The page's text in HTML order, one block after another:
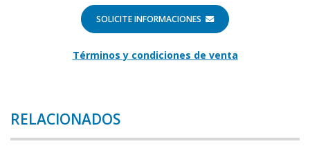
SOLICITE INFORMACIONES
Términos y condiciones de venta
RELACIONADOS